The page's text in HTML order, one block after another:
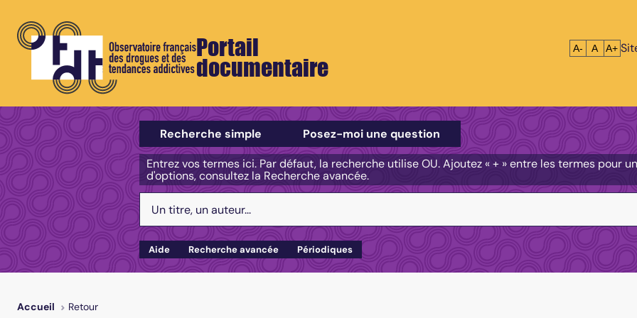
Portail
documentaire
Réduire le
A- A A+
Sélectionner un type de recherche
Recherche simple
Posez-moi une question
Entrez vos termes ici. Par défaut, la recherche utilise OU. Ajoutez « + » entre les termes pour
d'options, consultez la Recherche avancée.
Aide Recherche avancée Périodiques
Accueil Retour